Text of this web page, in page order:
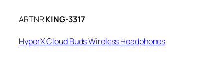
ARTNRKING-3317
HyperX Cloud Buds Wireless Headphones